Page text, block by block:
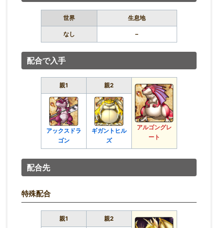
世界 生息地
なし –
配合で入手
親1 親2
アルゴングレ
ート
アックスドラ
ゴン
ギガントヒル
ズ
配合先
特殊配合
親1 親2